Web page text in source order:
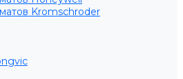
Kromschroder